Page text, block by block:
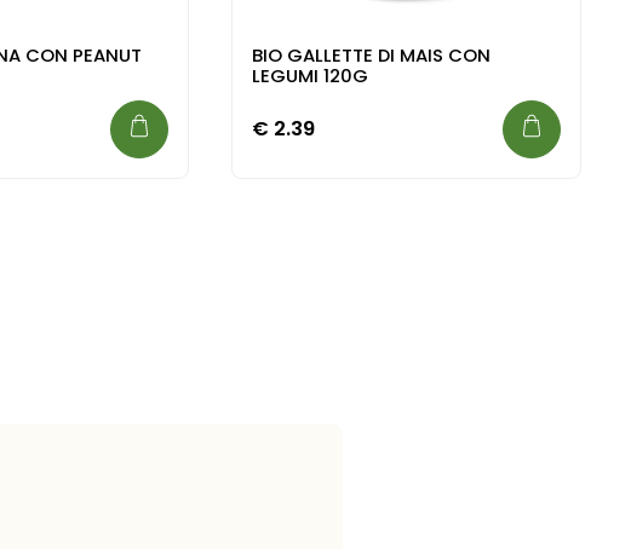
CON PEANUT
BIO GALLETTE DI MAIS CON
LEGUMI 120G
€ 2.39